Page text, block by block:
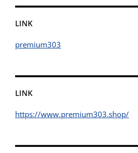
LINK
premium303
LINK
https://www.premium303.shop/